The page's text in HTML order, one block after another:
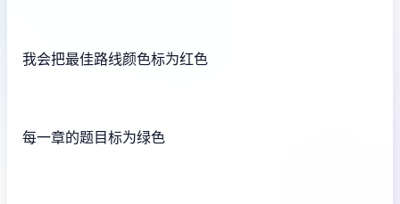
我会把最佳路线颜色标为红色
每一章的题目标为绿色